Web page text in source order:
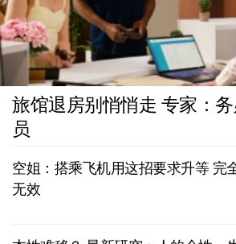
旅馆退房别悄悄走 专家：
员
空姐：搭乘飞机用这招要求升等 完
无效